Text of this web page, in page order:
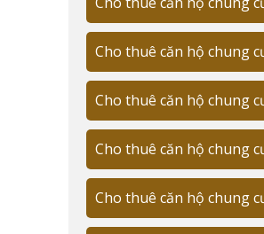
Diện tích sàn: 35,000m²
🏗️ Đặc điểm thiết kế:
Kiến trúc hiện đại
Tầm nhìn panorama
Ban công rộng rãi
Trần cao 3m
Cho thuê căn hộ chung
Cho thuê căn hộ chung
Cho thuê căn hộ chung
Cho thuê căn hộ chung